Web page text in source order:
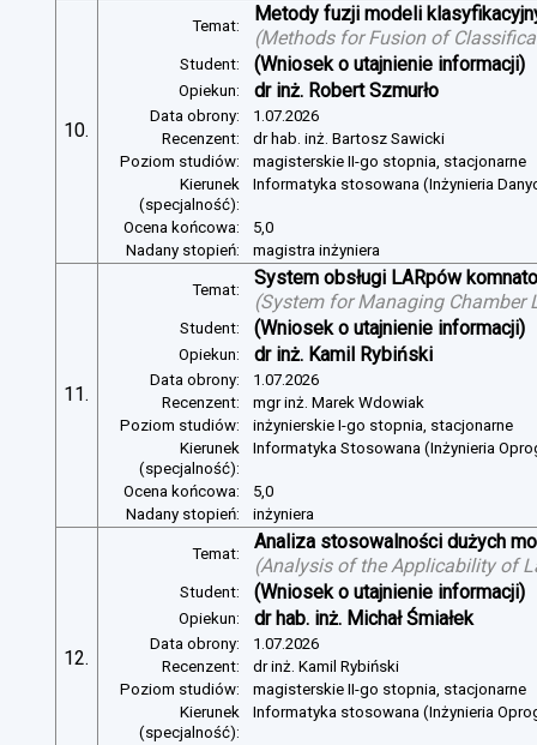
10.
Temat:
Metody fuzji modeli
(Methods for Fusion of
Student: (Wniosek o utajnienie informacji)
Opiekun: dr inż. Robert Szmurło
Data obrony:
1.07.2026
Recenzent:
dr hab. inż. Bartosz Sawicki
Poziom studiów:
magisterskie II-go stopnia, stacjonarne
Kierunek
(specjalność):
Informatyka stosowana (Inżynieria
Ocena końcowa:
5,0
Nadany stopień:
magistra inżyniera
11.
Temat:
System obsługi LARpów
(System for Managing Chamber
Student: (Wniosek o utajnienie informacji)
Opiekun: dr inż. Kamil Rybiński
Data obrony:
1.07.2026
Recenzent:
mgr inż. Marek Wdowiak
Poziom studiów:
inżynierskie I-go stopnia, stacjonarne
Kierunek
(specjalność):
Informatyka Stosowana (Inżynieria
Ocena końcowa:
5,0
Nadany stopień:
inżyniera
12.
Temat:
Analiza stosowalności dużych
(Analysis of the Applicability of
Student: (Wniosek o utajnienie informacji)
Opiekun: dr hab. inż. Michał Śmiałek
Data obrony:
1.07.2026
Recenzent:
dr inż. Kamil Rybiński
Poziom studiów:
magisterskie II-go stopnia, stacjonarne
Kierunek
(specjalność):
Informatyka stosowana (Inżynieria